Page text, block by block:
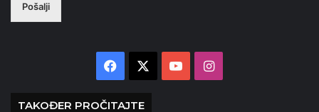
Pošalji
Facebook YouTubeInstagram
TAKOĐER PROČITAJTE